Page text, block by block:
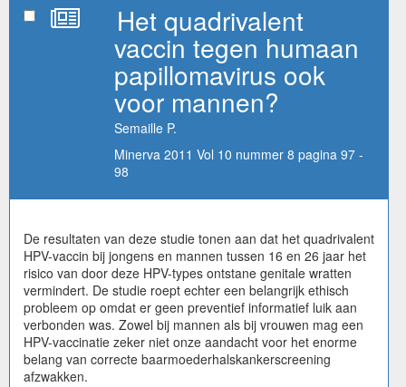
Het quadrivalent
vaccin tegen humaan
papillomavirus ook
voor mannen?
Semaille P.
Minerva 2011 Vol 10 nummer 8 pagina 97 -
98
De resultaten van deze studie tonen aan dat het quadrivalent
HPV-vaccin bij jongens en mannen tussen 16 en 26 jaar het
risico van door deze HPV-types ontstane genitale wratten
vermindert. De studie roept echter een belangrijk ethisch
probleem op omdat er geen preventief informatief luik aan
verbonden was. Zowel bij mannen als bij vrouwen mag een
HPV-vaccinatie zeker niet onze aandacht voor het enorme
belang van correcte baarmoederhalskankerscreening
afzwakken.